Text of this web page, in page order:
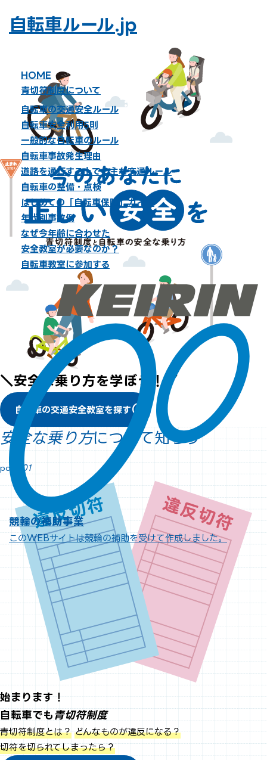
自転車ルール.jp
HOME
青切符制度について
自転車の交通安全ルールmore_vert
自転車安全利用5則
一般的な自転車のルール
自転車事故発生理由
道路を通行する上での主な交通ルール
自転車の整備・点検
はじめての「自転車保険」ガイド
年代別事故例
なぜ今年齢に合わせた
安全教室が必要なのか？
自転車教室に参加する
競輪の補助事業
このWEBサイトは競輪の補助を受けて作成しました。
＼安全な乗り方を学ぼう！／
自転車の交通安全教室を探すarrow_circle_right
安全な乗り方について知ろう
point 01
始まります！
自転車でも 青切符制度
青切符制度とは？ どんなものが違反になる？
切符を切られてしまったら？